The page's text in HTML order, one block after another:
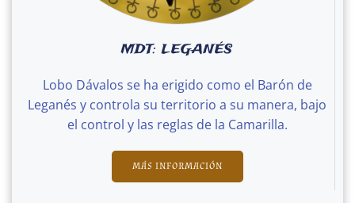
MDT: LEGANÉS
Lobo Dávalos se ha erigido como el Barón de
Leganés y controla su territorio a su manera, bajo
el control y las reglas de la Camarilla.
MÁS INFORMACIÓN